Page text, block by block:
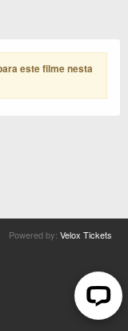
este filme nesta
Powered by: Velox Tickets